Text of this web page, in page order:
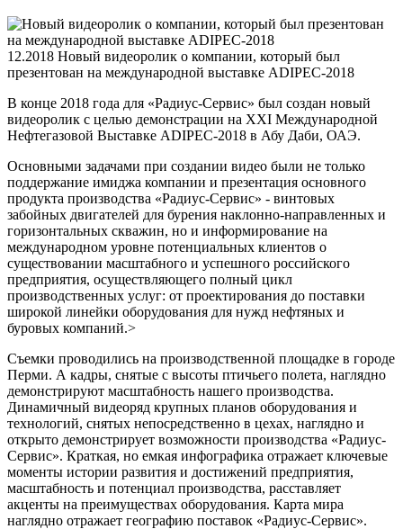
12.2018 Новый видеоролик о компании, который был
презентован на международной выставке ADIPEC-2018
В конце 2018 года для «Радиус-Сервис» был создан новый
видеоролик с целью демонстрации на XXI Международной
Нефтегазовой Выставке ADIPEC-2018 в Абу Даби, ОАЭ.
Основными задачами при создании видео были не только
поддержание имиджа компании и презентация основного
продукта производства «Радиус-Сервис» - винтовых
забойных двигателей для бурения наклонно-направленных и
горизонтальных скважин, но и информирование на
международном уровне потенциальных клиентов о
существовании масштабного и успешного российского
предприятия, осуществляющего полный цикл
производственных услуг: от проектирования до поставки
широкой линейки оборудования для нужд нефтяных и
буровых компаний.>
Съемки проводились на производственной площадке в городе
Перми. А кадры, снятые с высоты птичьего полета, наглядно
демонстрируют масштабность нашего производства.
Динамичный видеоряд крупных планов оборудования и
технологий, снятых непосредственно в цехах, наглядно и
открыто демонстрирует возможности производства «Радиус-
Сервис». Краткая, но емкая инфографика отражает ключевые
моменты истории развития и достижений предприятия,
масштабность и потенциал производства, расставляет
акценты на преимуществах оборудования. Карта мира
наглядно отражает географию поставок «Радиус-Сервис».